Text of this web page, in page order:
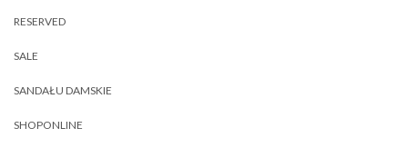
RESERVED
SALE
SANDAŁU DAMSKIE
SHOPONLINE